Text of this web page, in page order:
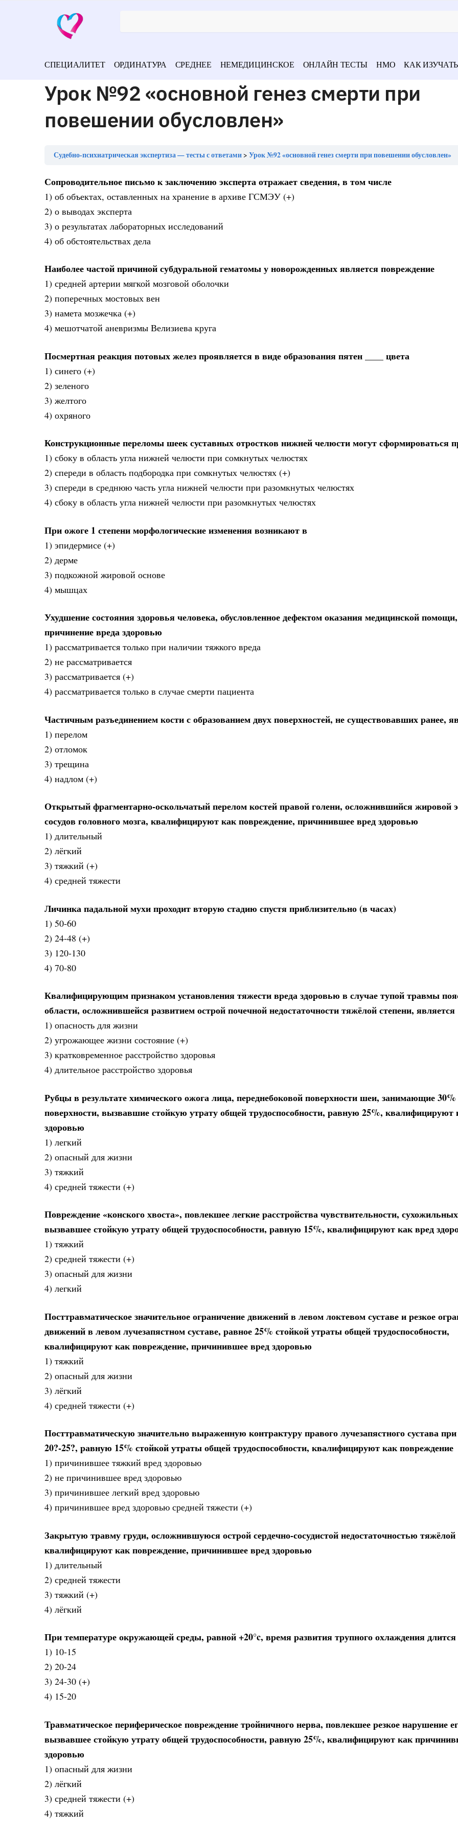
СПЕЦИАЛИТЕТ ОРДИНАТУРА СРЕДНЕЕ НЕМЕДИЦИНСКОЕ ОНЛАЙН ТЕСТЫ НМО КАК ИЗУЧАТЬ
Урок №92 «основной генез смерти при
повешении обусловлен»
Судебно-психиатрическая экспертиза — тесты с ответами Урок №92 «основной генез смерти при повешении обусловлен»
Сопроводительное письмо к заключению эксперта отражает сведения, в том числе
1) об объектах, оставленных на хранение в архиве ГСМЭУ (+)
2) о выводах эксперта
3) о результатах лабораторных исследований
4) об обстоятельствах дела
Наиболее частой причиной субдуральной гематомы у новорожденных является повреждение
1) средней артерии мягкой мозговой оболочки
2) поперечных мостовых вен
3) намета мозжечка (+)
4) мешотчатой аневризмы Велизиева круга
Посмертная реакция потовых желез проявляется в виде образования пятен ____ цвета
1) синего (+)
2) зеленого
3) желтого
4) охряного
Конструкционные переломы шеек суставных отростков нижней челюсти могут сформироваться
1) сбоку в область угла нижней челюсти при сомкнутых челюстях
2) спереди в область подбородка при сомкнутых челюстях (+)
3) спереди в среднюю часть угла нижней челюсти при разомкнутых челюстях
4) сбоку в область угла нижней челюсти при разомкнутых челюстях
При ожоге 1 степени морфологические изменения возникают в
1) эпидермисе (+)
2) дерме
3) подкожной жировой основе
4) мышцах
Ухудшение состояния здоровья человека, обусловленное дефектом оказания медицинской
причинение вреда здоровью
1) рассматривается только при наличии тяжкого вреда
2) не рассматривается
3) рассматривается (+)
4) рассматривается только в случае смерти пациента
Частичным разъединением кости с образованием двух поверхностей, не существовавших ранее,
1) перелом
2) отломок
3) трещина
4) надлом (+)
Открытый фрагментарно-оскольчатый перелом костей правой голени, осложнившийся жировой
сосудов головного мозга, квалифицируют как повреждение, причинившее вред здоровью
1) длительный
2) лёгкий
3) тяжкий (+)
4) средней тяжести
Личинка падальной мухи проходит вторую стадию спустя приблизительно (в часах)
1) 50-60
2) 24-48 (+)
3) 120-130
4) 70-80
Квалифицирующим признаком установления тяжести вреда здоровью в случае тупой травмы
области, осложнившейся развитием острой почечной недостаточности тяжёлой степени, является
1) опасность для жизни
2) угрожающее жизни состояние (+)
3) кратковременное расстройство здоровья
4) длительное расстройство здоровья
Рубцы в результате химического ожога лица, переднебоковой поверхности шеи, занимающие 30%
поверхности, вызвавшие стойкую утрату общей трудоспособности, равную 25%, квалифицируют
здоровью
1) легкий
2) опасный для жизни
3) тяжкий
4) средней тяжести (+)
Повреждение «конского хвоста», повлекшее легкие расстройства чувствительности,
вызвавшее стойкую утрату общей трудоспособности, равную 15%, квалифицируют как вред
1) тяжкий
2) средней тяжести (+)
3) опасный для жизни
4) легкий
Посттравматическое значительное ограничение движений в левом локтевом суставе и резкое
движений в левом лучезапястном суставе, равное 25% стойкой утраты общей трудоспособности,
квалифицируют как повреждение, причинившее вред здоровью
1) тяжкий
2) опасный для жизни
3) лёгкий
4) средней тяжести (+)
Посттравматическую значительно выраженную контрактуру правого лучезапястного сустава
20?-25?, равную 15% стойкой утраты общей трудоспособности, квалифицируют как повреждение
1) причинившее тяжкий вред здоровью
2) не причинившее вред здоровью
3) причинившее легкий вред здоровью
4) причинившее вред здоровью средней тяжести (+)
Закрытую травму груди, осложнившуюся острой сердечно-сосудистой недостаточностью тяжёлой
квалифицируют как повреждение, причинившее вред здоровью
1) длительный
2) средней тяжести
3) тяжкий (+)
4) лёгкий
При температуре окружающей среды, равной +20°c, время развития трупного охлаждения длится
1) 10-15
2) 20-24
3) 24-30 (+)
4) 15-20
Травматическое периферическое повреждение тройничного нерва, повлекшее резкое нарушение
вызвавшее стойкую утрату общей трудоспособности, равную 25%, квалифицируют как
здоровью
1) опасный для жизни
2) лёгкий
3) средней тяжести (+)
4) тяжкий